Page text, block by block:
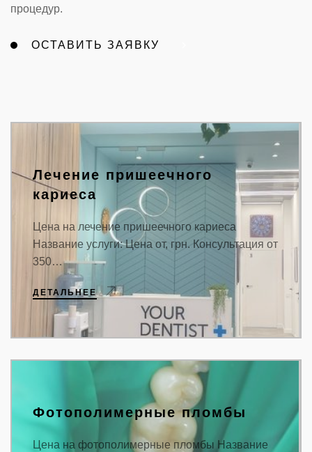
процедур.
ОСТАВИТЬ ЗАЯВКУ
Лечение пришеечного
кариеса
Цена на лечение пришеечного кариеса
Название услуги: Цена от, грн. Консультация от
350…
ДЕТАЛЬНЕЕ
Фотополимерные пломбы
Цена на фотополимерные пломбы Название